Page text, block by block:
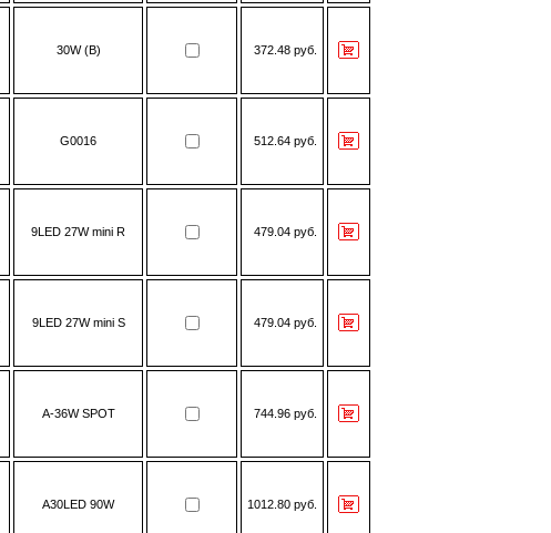
30W (В) 372.48 руб.
G0016 512.64 руб.
9LED 27W mini R 479.04 руб.
9LED 27W mini S 479.04 руб.
A-36W SPOT 744.96 руб.
A30LED 90W 1012.80 руб.